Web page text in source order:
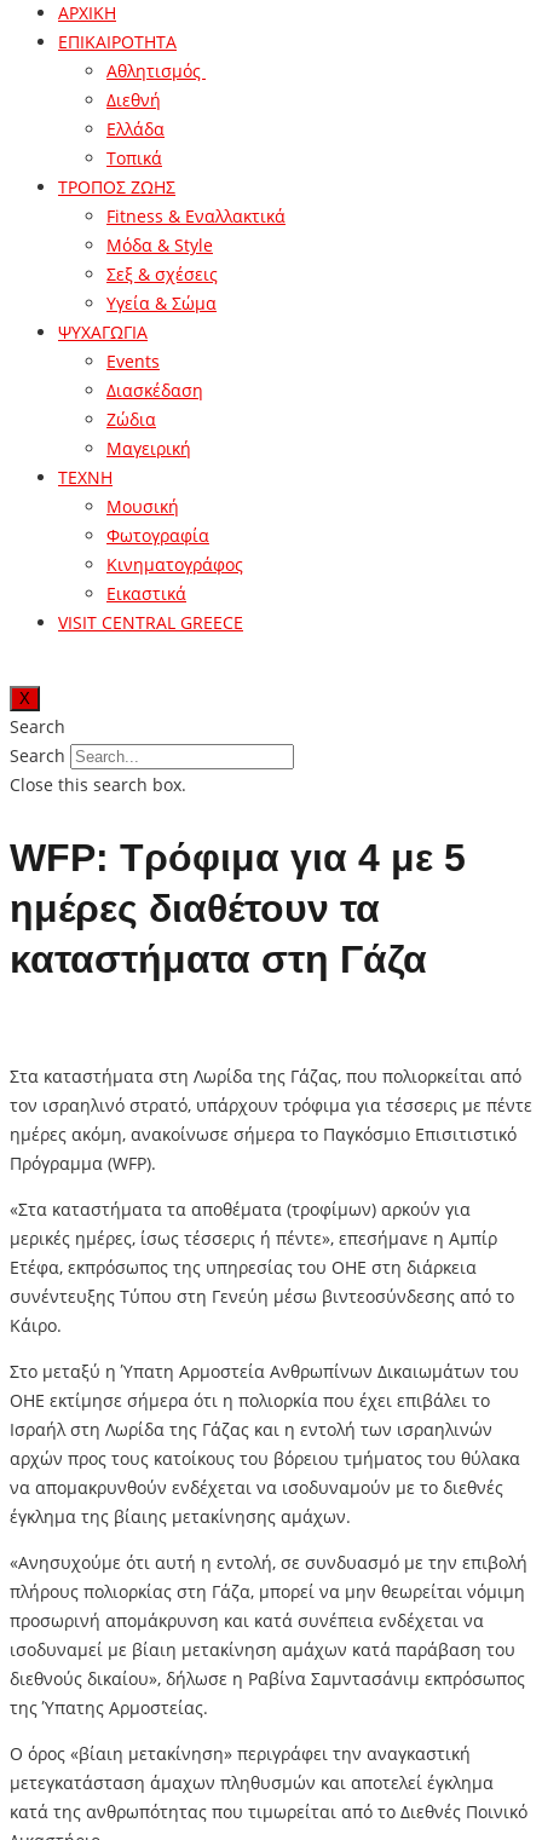
ΑΡΧΙΚΗ
ΕΠΙΚΑΙΡΟΤΗΤΑ
Αθλητισμός
Διεθνή
Ελλάδα
Τοπικά
ΤΡΟΠΟΣ ΖΩΗΣ
Fitness & Εναλλακτικά
Μόδα & Style
Σεξ & σχέσεις
Υγεία & Σώμα
ΨΥΧΑΓΩΓΙΑ
Events
Διασκέδαση
Ζώδια
Μαγειρική
ΤΕΧΝΗ
Μουσική
Φωτογραφία
Κινηματογράφος
Εικαστικά
VISIT CENTRAL GREECE
X
Search
Search
Close this search box.
WFP: Τρόφιμα για 4 με 5
ημέρες διαθέτουν τα
καταστήματα στη Γάζα
Στα καταστήματα στη Λωρίδα της Γάζας, που πολιορκείται από
τον ισραηλινό στρατό, υπάρχουν τρόφιμα για τέσσερις με πέντε
ημέρες ακόμη, ανακοίνωσε σήμερα το Παγκόσμιο Επισιτιστικό
Πρόγραμμα (WFP).
«Στα καταστήματα τα αποθέματα (τροφίμων) αρκούν για
μερικές ημέρες, ίσως τέσσερις ή πέντε», επεσήμανε η Αμπίρ
Ετέφα, εκπρόσωπος της υπηρεσίας του ΟΗΕ στη διάρκεια
συνέντευξης Τύπου στη Γενεύη μέσω βιντεοσύνδεσης από το
Κάιρο.
Στο μεταξύ η Ύπατη Αρμοστεία Ανθρωπίνων Δικαιωμάτων του
ΟΗΕ εκτίμησε σήμερα ότι η πολιορκία που έχει επιβάλει το
Ισραήλ στη Λωρίδα της Γάζας και η εντολή των ισραηλινών
αρχών προς τους κατοίκους του βόρειου τμήματος του θύλακα
να απομακρυνθούν ενδέχεται να ισοδυναμούν με το διεθνές
έγκλημα της βίαιης μετακίνησης αμάχων.
«Ανησυχούμε ότι αυτή η εντολή, σε συνδυασμό με την επιβολή
πλήρους πολιορκίας στη Γάζα, μπορεί να μην θεωρείται νόμιμη
προσωρινή απομάκρυνση και κατά συνέπεια ενδέχεται να
ισοδυναμεί με βίαιη μετακίνηση αμάχων κατά παράβαση του
διεθνούς δικαίου», δήλωσε η Ραβίνα Σαμντασάνιμ εκπρόσωπος
της Ύπατης Αρμοστείας.
Ο όρος «βίαιη μετακίνηση» περιγράφει την αναγκαστική
μετεγκατάσταση άμαχων πληθυσμών και αποτελεί έγκλημα
κατά της ανθρωπότητας που τιμωρείται από το Διεθνές Ποινικό